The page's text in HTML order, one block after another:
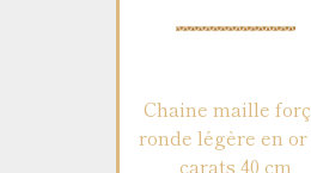
Chaine maille
ronde légère en or
carats 40 cm